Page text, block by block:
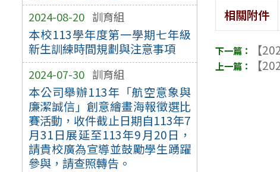
2024-08-20 訓育組
本校113學年度第一學期七年級
新生訓練時間規劃與注意事項
2024-07-30 訓育組
本公司舉辦113年「航空意象與
廉潔誠信」創意繪畫海報徵選比
賽活動，收件截止日期自113年7
月31日展延至113年9月20日，
請貴校廣為宣導並鼓勵學生踴躍
參與，請查照轉告。
相關附件
【
【